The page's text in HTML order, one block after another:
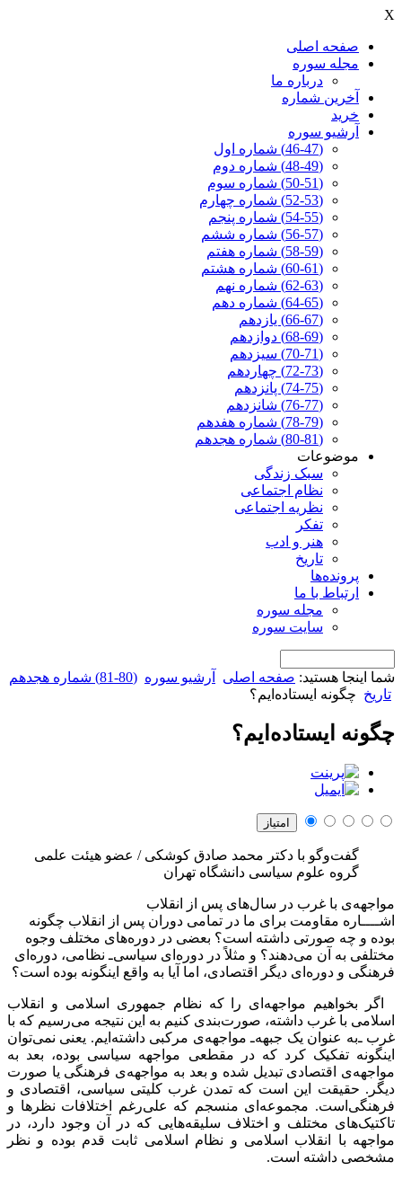
X
صفحه اصلی
مجله سوره
درباره ما
آخرين شماره
خرید
آرشیو سوره
(46-47) شماره اول
(48-49) شماره دوم
(50-51) شماره سوم
(52-53) شماره چهارم
(54-55) شماره پنجم
(56-57) شماره ششم
(58-59) شماره هفتم
(60-61) شماره هشتم
(62-63) شماره نهم
(64-65) شماره دهم
(66-67) یازدهم
(68-69) دوازدهم
(70-71) سیزدهم
(72-73) چهاردهم
(74-75) پانزدهم
(76-77) شانزدهم
(78-79) شماره هفدهم
(80-81) شماره هجدهم
موضوعات
سبک زندگی
نظام اجتماعی
نظریه اجتماعی
تفکر
هنر و ادب
تاریخ
پرونده‌ها
ارتباط با ما
مجله سوره
سایت سوره
شما اینجا هستید: صفحه اصلی آرشیو سوره (80-81) شماره هجدهم
تاریخ چگونه ایستاده‌ایم؟
چگونه ایستاده‌ایم؟
گفت‌وگو با دکتر محمد صادق کوشکی / عضو هیئت علمی
گروه علوم سیاسی دانشگاه تهران
مواجهه‌ی با غرب در سال‌های پس از انقلاب
اشــــاره مقاومت برای ما در تمامی دوران پس از انقلاب چگونه
بوده و چه صورتی داشته است؟ بعضی در دوره‌های مختلف وجوه
مختلفی به آن می‌دهند؟ و مثلاً در دوره‌ای سیاسی‌ـ نظامی، دوره‌ای
فرهنگی و دوره‌ای دیگر اقتصادی، اما آیا به واقع اینگونه بوده است؟
اگر بخواهیم مواجهه‌ای را که نظام جمهوری اسلامی و انقلاب
اسلامی با غرب داشته، صورت‌بندی کنیم به این نتیجه می‌رسیم که با
غرب ‌ـ‌به عنوان یک جبهه‌ـ مواجهه‌ی مرکبی داشته‌ایم. یعنی نمی‌توان
اینگونه تفکیک کرد که در مقطعی مواجهه سیاسی بوده، بعد به
مواجهه‌ی اقتصادی تبدیل شده و بعد به مواجهه‌ی فرهنگی یا صورت
دیگر. حقیقت این است که تمدن غرب کلیتی سیاسی، اقتصادی و
فرهنگی‌است. مجموعه‌ای منسجم که علی‌رغم اختلافات نظرها و
تاکتیک‌های مختلف و اختلاف سلیقه‌هایی که در آن وجود دارد، در
مواجهه با انقلاب اسلامی و نظام اسلامی ثابت قدم بوده و نظر
مشخصی داشته است.